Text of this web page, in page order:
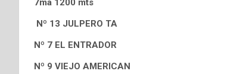
7ma 1200 mts
Nº 13 JULPERO TA
Nº 7 EL ENTRADOR
Nº 9 VIEJO AMERICAN